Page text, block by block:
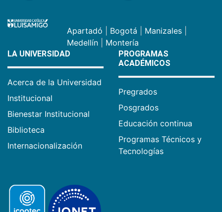
Apartadó Bogotá Manizales
Medellín
Montería
LA UNIVERSIDAD
Acerca de la Universidad
Institucional
Bienestar Institucional
Biblioteca
Internacionalización
PROGRAMAS
ACADÉMICOS
Pregrados
Posgrados
Educación continua
Programas Técnicos y
Tecnologías